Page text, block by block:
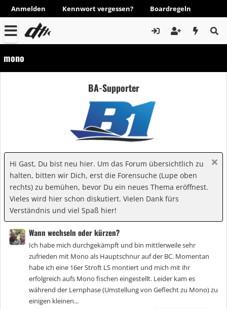
Anmelden Kennwort vergessen? Boardregeln
mono
BA-Supporter
Hi Gast, Du bist neu hier. Um das Forum übersichtlich zu
halten, bitten wir Dich, erst die Forensuche (Lupe oben
rechts) zu bemühen, bevor Du ein neues Thema eröffnest.
Vieles wird hier schon diskutiert. Vielen Dank fürs
Verständnis und viel Spaß hier!
Wann wechseln oder kürzen?
Ich habe mich durchgekämpft und bin mittlerweile sehr
zufrieden mit Mono als Hauptschnur auf der BC. Momentan
habe ich eine 16er Stroft LS montiert und mich mit ihr
erfolgreich aufs Mono fischen eingestellt. Leider kam es
während der Lernphase (Umstellung von Geflecht zu Mono) zu
einigen kleinen...